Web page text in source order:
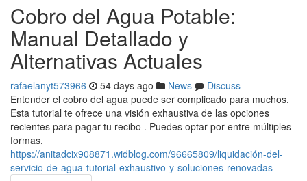
Cobro del Agua Potable:
Manual Detallado y
Alternativas Actuales
rafaelanyt573966 54 days ago News
Discuss
Entender el cobro del agua puede ser complicado para muchos.
Esta tutorial te ofrece una visión exhaustiva de las opciones
recientes para pagar tu recibo . Puedes optar por entre múltiples
formas,
https://anitadcix908871.widblog.com/96665809/liquidación-del-
servicio-de-agua-tutorial-exhaustivo-y-soluciones-renovadas